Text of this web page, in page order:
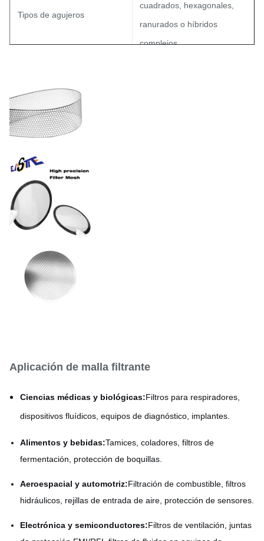
Tipos de agujeros
cuadrados, hexagonales,
ranurados o híbridos
complejos.
Tolerancia
Acabados superficiales
Material
Aplicación de malla filtrante
Ciencias médicas y biológicas:Filtros para respiradores,
dispositivos fluídicos, equipos de diagnóstico, implantes.
Alimentos y bebidas:Tamices, coladores, filtros de
fermentación, protección de boquillas.
Aeroespacial y automotriz:Filtración de combustible, filtros
hidráulicos, rejillas de entrada de aire, protección de sensores.
Electrónica y semiconductores:Filtros de ventilación, juntas